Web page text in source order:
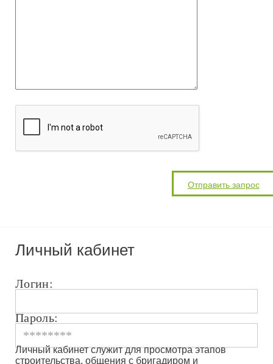
Личный кабинет
Логин:
Пароль:
Личный кабинет служит для просмотра этапов
строительства, общения с бригадиром и